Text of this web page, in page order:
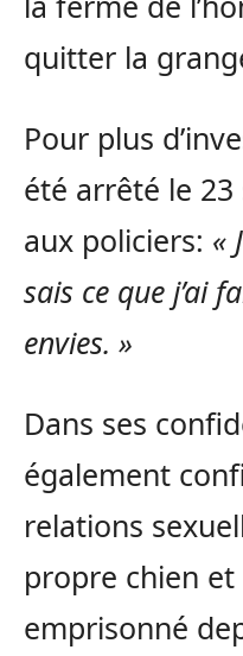
quitter la
Pour plus
été arrêté le
aux policiers: «
sais ce que j’ai
envies. »
Dans ses
également
relations
propre chien
emprisonné